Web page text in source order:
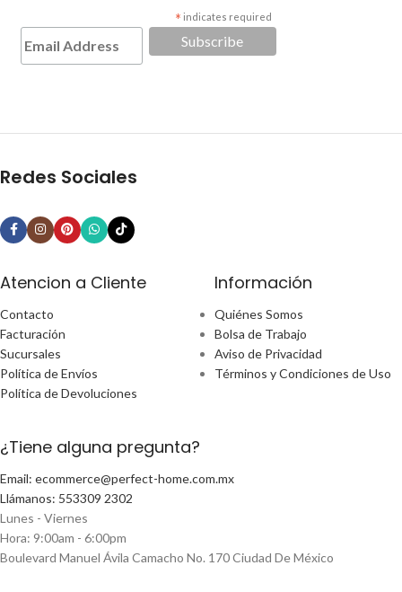
* indicates required
Redes Sociales
Atencion a Cliente
Contacto
Facturación
Sucursales
Política de Envíos
Política de Devoluciones
Información
Quiénes Somos
Bolsa de Trabajo
Aviso de Privacidad
Términos y Condiciones de Uso
¿Tiene alguna pregunta?
Email: ecommerce@perfect-home.com.mx
Llámanos: 553309 2302
Lunes - Viernes
Hora: 9:00am - 6:00pm
Boulevard Manuel Ávila Camacho No. 170 Ciudad De México